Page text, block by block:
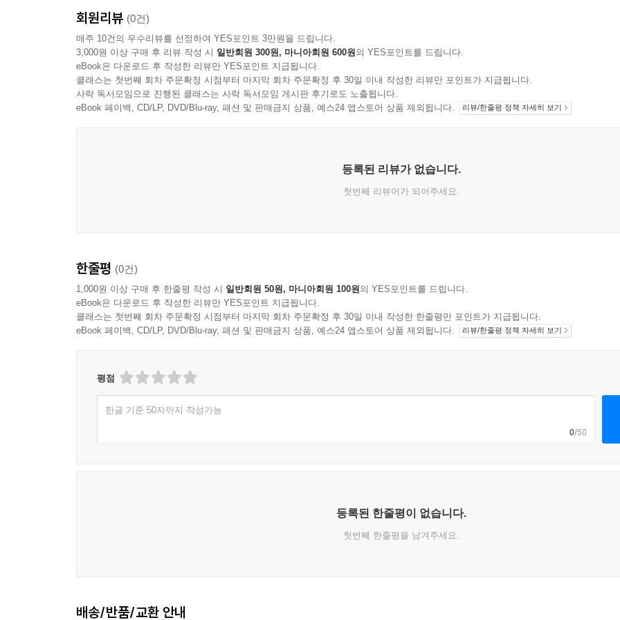
회원리뷰 (0건)
매주 10건의 우수리뷰를 선정하여 YES포인트 3만원을 드립니다.
3,000원 이상 구매 후 리뷰 작성 시 일반회원 300원, 마니아회원 600원의 YES포인트를 드립니다.
eBook은 다운로드 후 작성한 리뷰만 YES포인트 지급됩니다.
클래스는 첫번째 회차 주문확정 시점부터 마지막 회차 주문확정 후 30일 이내 작성한 리뷰만 포인트가 지급됩니다.
사락 독서모임으로 진행된 클래스는 사락 독서모임 게시판 후기로도 노출됩니다.
eBook 페이백, CD/LP, DVD/Blu-ray, 패션 및 판매금지 상품, 예스24 앱스토어 상품 제외됩니다.
리뷰/한줄평 정책 자세히 보기
등록된 리뷰가 없습니다.
첫번째 리뷰어가 되어주세요.
한줄평 (0건)
1,000원 이상 구매 후 한줄평 작성 시 일반회원 50원, 마니아회원 100원의 YES포인트를 드립니다.
eBook은 다운로드 후 작성한 리뷰만 YES포인트 지급됩니다.
클래스는 첫번째 회차 주문확정 시점부터 마지막 회차 주문확정 후 30일 이내 작성한 한줄평만 포인트가 지급됩니다.
eBook 페이백, CD/LP, DVD/Blu-ray, 패션 및 판매금지 상품, 예스24 앱스토어 상품 제외됩니다.
리뷰/한줄평 정책 자세히 보기
평점
한글 기준 50자까지 작성가능
0/50
등록된 한줄평이 없습니다.
첫번째 한줄평을 남겨주세요.
배송/반품/교환 안내